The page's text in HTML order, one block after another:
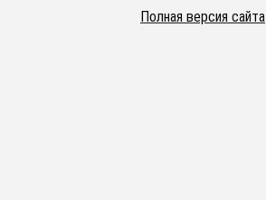
Полная версия сайта